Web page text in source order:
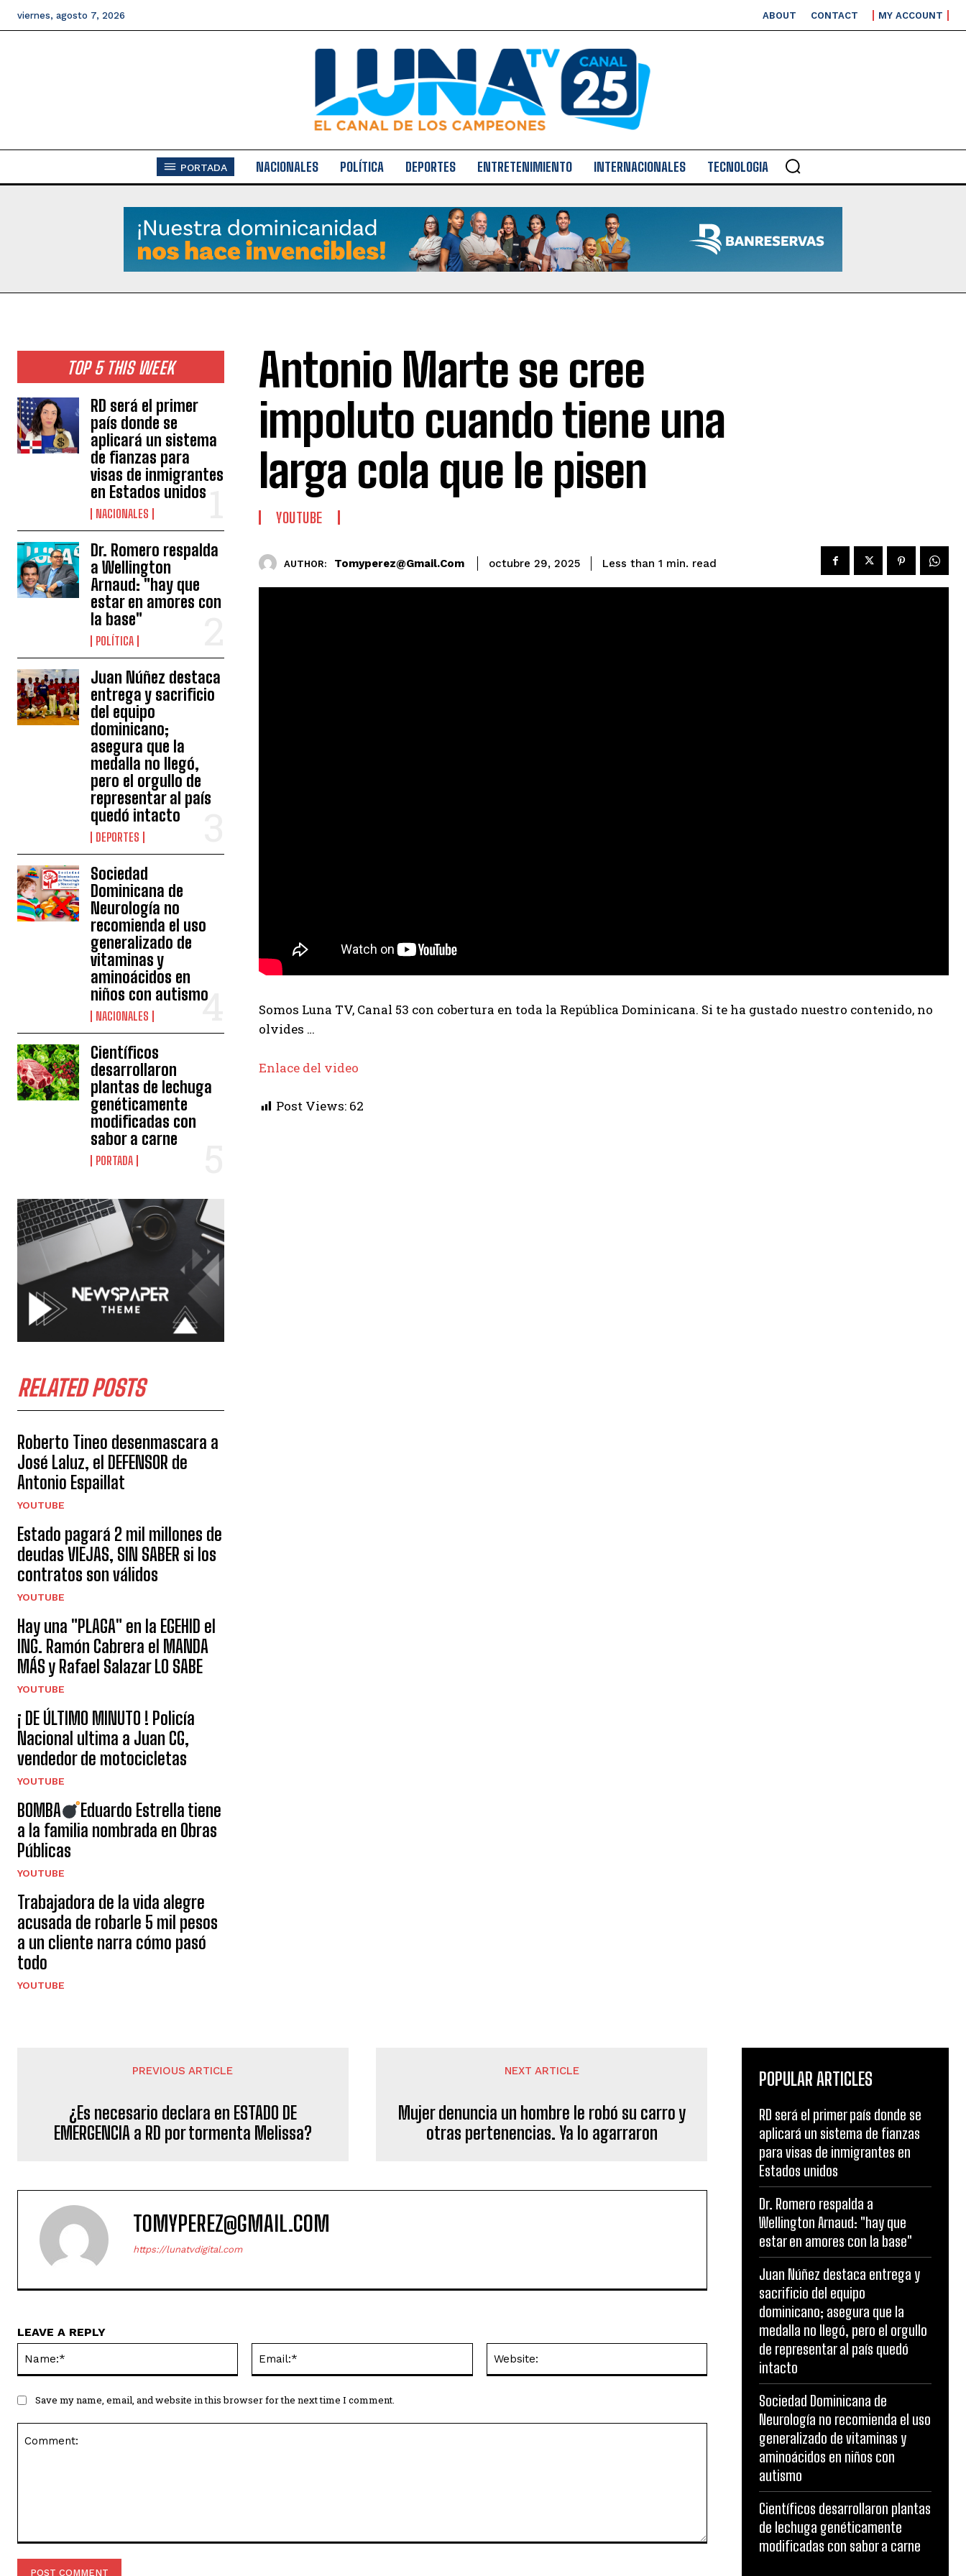
viernes, agosto 7, 2026 ABOUT CONTACT MY ACCOUNT
PORTADA NACIONALES POLÍTICA DEPORTES ENTRETENIMIENTO INTERNACIONALES TECNOLOGIA
TOP 5 THIS WEEK
RD será el primer
país donde se
aplicará un sistema
de fianzas para
visas de inmigrantes
en Estados unidos
NACIONALES
Dr. Romero respalda
a Wellington
Arnaud: "hay que
estar en amores con
la base"
POLÍTICA
Juan Núñez destaca
entrega y sacrificio
del equipo
dominicano;
asegura que la
medalla no llegó,
pero el orgullo de
representar al país
quedó intacto
DEPORTES
Sociedad
Dominicana de
Neurología no
recomienda el uso
generalizado de
vitaminas y
aminoácidos en
niños con autismo
NACIONALES
Científicos
desarrollaron
plantas de lechuga
genéticamente
modificadas con
sabor a carne
PORTADA
RELATED POSTS
Roberto Tineo desenmascara a
José Laluz, el DEFENSOR de
Antonio Espaillat
YOUTUBE
Estado pagará 2 mil millones de
deudas VIEJAS, SIN SABER si los
contratos son válidos
YOUTUBE
Hay una "PLAGA" en la EGEHID el
ING. Ramón Cabrera el MANDA
MÁS y Rafael Salazar LO SABE
YOUTUBE
¡ DE ÚLTIMO MINUTO ! Policía
Nacional ultima a Juan CG,
vendedor de motocicletas
YOUTUBE
BOMBA
Eduardo Estrella tiene
a la familia nombrada en Obras
Públicas
YOUTUBE
Trabajadora de la vida alegre
acusada de robarle 5 mil pesos
a un cliente narra cómo pasó
todo
YOUTUBE
Antonio Marte se cree
impoluto cuando tiene una
larga cola que le pisen
YOUTUBE
AUTHOR: Tomyperez@gmail.com octubre 29, 2025 Less than 1 min. read
Somos Luna TV, Canal 53 con cobertura en toda la República Dominicana. Si te ha gustado nuestro contenido, no
olvides …
Enlace del video
Post Views: 62
PREVIOUS ARTICLE
¿Es necesario declara en ESTADO DE
EMERGENCIA a RD por tormenta Melissa?
NEXT ARTICLE
Mujer denuncia un hombre le robó su carro y
otras pertenencias. Ya lo agarraron
TOMYPEREZ@GMAIL.COM
https://lunatvdigital.com
LEAVE A REPLY
Save my name, email, and website in this browser for the next time I comment.
POPULAR ARTICLES
RD será el primer país donde se
aplicará un sistema de fianzas
para visas de inmigrantes en
Estados unidos
Dr. Romero respalda a
Wellington Arnaud: "hay que
estar en amores con la base"
Juan Núñez destaca entrega y
sacrificio del equipo
dominicano; asegura que la
medalla no llegó, pero el orgullo
de representar al país quedó
intacto
Sociedad Dominicana de
Neurología no recomienda el uso
generalizado de vitaminas y
aminoácidos en niños con
autismo
Científicos desarrollaron plantas
de lechuga genéticamente
modificadas con sabor a carne